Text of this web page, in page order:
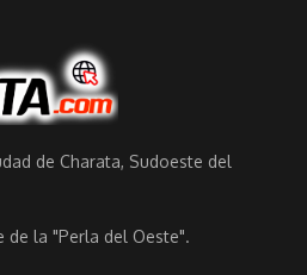
de Charata, Sudoeste del
la "Perla del Oeste".